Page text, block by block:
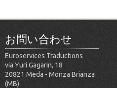
お問い合わせ
Euroservices Traductions
via Yuri Gagarin, 18
20821 Meda - Monza Brianza
(MB)